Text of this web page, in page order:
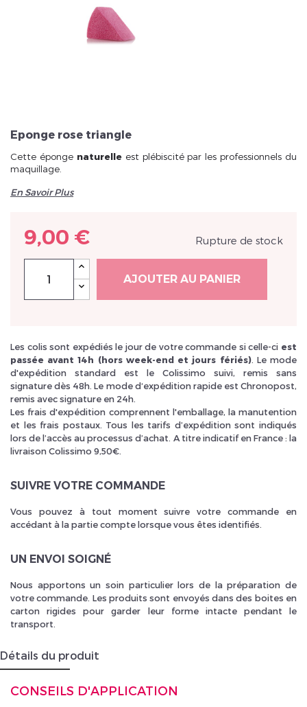
Inscrivez vous et ainsi bénéficier des tarifs professionnel
Eponge rose triangle
Cette éponge naturelleest plébiscité par les professionnels du
maquillage.
En Savoir Plus
9,00 € Rupture de stock
AJOUTER AU PANIER
Les colis sont expédiés le jour de votre commande si celle-ci est
passée avant 14h (hors week-end et jours fériés). Le mode
d'expédition standard est le Colissimo suivi, remis sans
signature dès 48h. Le mode d‘expédition rapide est Chronopost,
remis avec signature en 24h.
Les frais d'expédition comprennent l'emballage, la manutention
et les frais postaux. Tous les tarifs d’expédition sont indiqués
lors de l’accès au processus d’achat. A titre indicatif en France : la
livraison Colissimo 9,50€.
SUIVRE VOTRE COMMANDE
Vous pouvez à tout moment suivre votre commande en
accédant à la partie compte lorsque vous êtes identifiés.
UN ENVOI SOIGNÉ
Nous apportons un soin particulier lors de la préparation de
votre commande. Les produits sont envoyés dans des boites en
carton rigides pour garder leur forme intacte pendant le
transport.
Détails du produit
CONSEILS D'APPLICATION